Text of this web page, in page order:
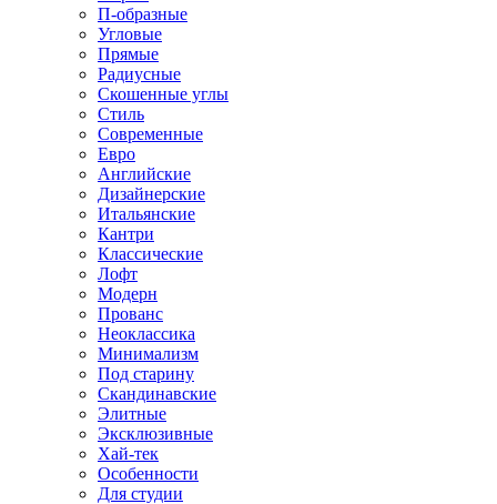
П-образные
Угловые
Прямые
Радиусные
Скошенные углы
Стиль
Современные
Евро
Английские
Дизайнерские
Итальянские
Кантри
Классические
Лофт
Модерн
Прованс
Неоклассика
Минимализм
Под старину
Скандинавские
Элитные
Эксклюзивные
Хай-тек
Особенности
Для студии